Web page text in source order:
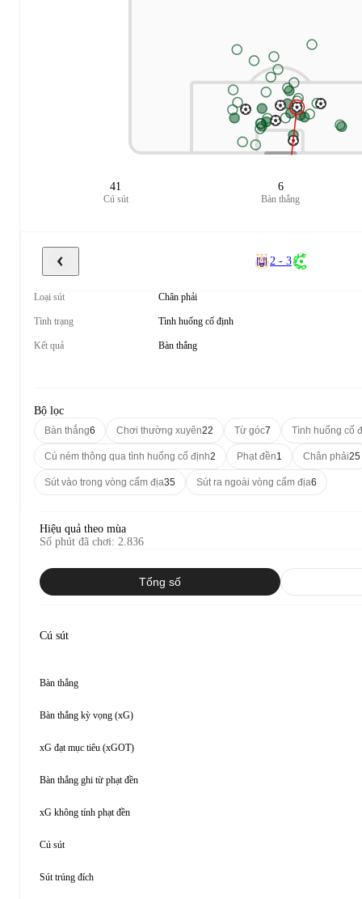
41
Cú sút
6
Bàn thắng
2 - 3
Loại sút Chân phải
Tình trạng Tình huống cố định
Kết quả Bàn thắng
Bộ lọc
Bàn thắng6 Chơi thường xuyên22 Từ góc7 Tình huống cố
Cú ném thông qua tình huống cố định2 Phạt đền1 Chân phải25
Sút vào trong vòng cấm địa35 Sút ra ngoài vòng cấm địa6
Hiệu quả theo mùa
Số phút đã chơi: 2.836
Tổng số
Cú sút
Bàn thắng
Bàn thắng kỳ vọng (xG)
xG đạt mục tiêu (xGOT)
Bàn thắng ghi từ phạt đền
xG không tính phạt đền
Cú sút
Sút trúng đích